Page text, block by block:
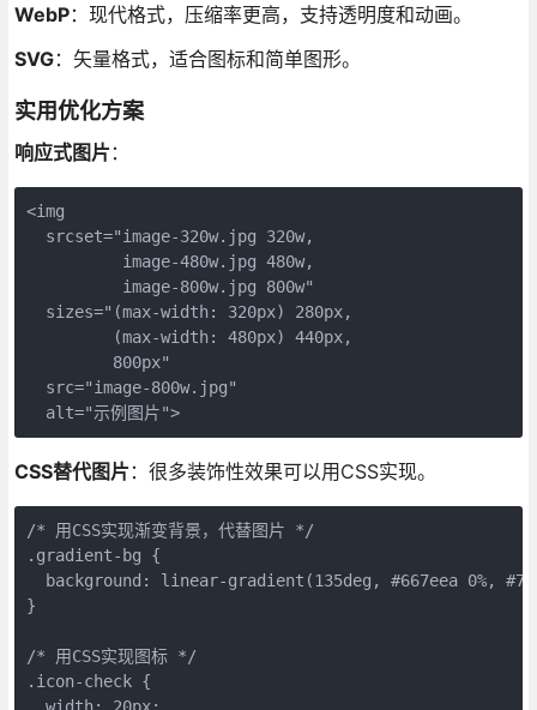
WebP：现代格式，压缩率更高，支持透明度和动画。
SVG：矢量格式，适合图标和简单图形。
实用优化方案
响应式图片：
<img
  srcset="image-320w.jpg 320w,
          image-480w.jpg 480w,
          image-800w.jpg 800w"
  sizes="(max-width: 320px) 280px,
         (max-width: 480px) 440px,
         800px"
  src="image-800w.jpg"
  alt="示例图片">
CSS替代图片：很多装饰性效果可以用CSS实现。
/* 用CSS实现渐变背景，代替图片 */
.gradient-bg {
background: linear-gradient(135deg, #667eea 0%,
}
/* 用CSS实现图标 */
.icon-check {
  width: 20px;